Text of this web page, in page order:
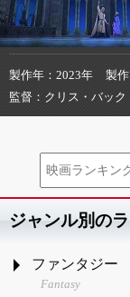
製作年 2023年 製作
監督
クリス・バック
ジャンル別の
ファンタジー
Fantasy